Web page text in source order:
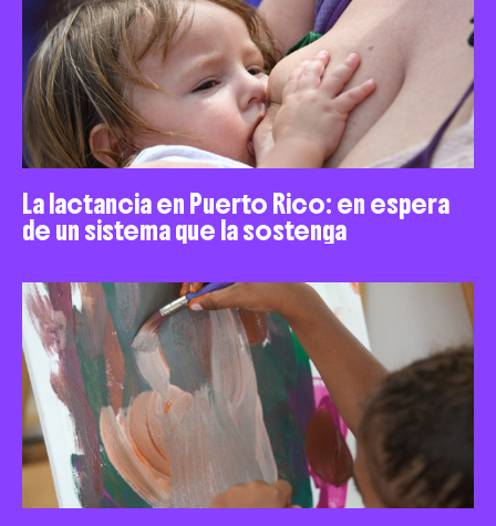
La lactancia en Puerto Rico: en espera
de un sistema que la sostenga